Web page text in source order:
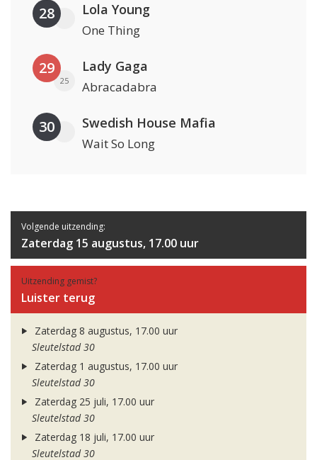
28 Lola Young
One Thing
29
25
Lady Gaga
Abracadabra
30 Swedish House Mafia
Wait So Long
Volgende uitzending:
Zaterdag 15 augustus, 17.00 uur
Uitzending gemist?
Luister terug
Zaterdag 8 augustus, 17.00 uur
Sleutelstad 30
Zaterdag 1 augustus, 17.00 uur
Sleutelstad 30
Zaterdag 25 juli, 17.00 uur
Sleutelstad 30
Zaterdag 18 juli, 17.00 uur
Sleutelstad 30